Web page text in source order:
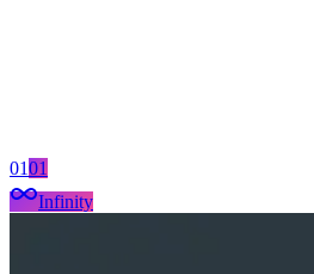
0101
Infinity